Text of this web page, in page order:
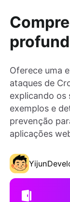
Oferece uma
ataques de
explicando os
exemplos e
prevenção
aplicações
Yijun